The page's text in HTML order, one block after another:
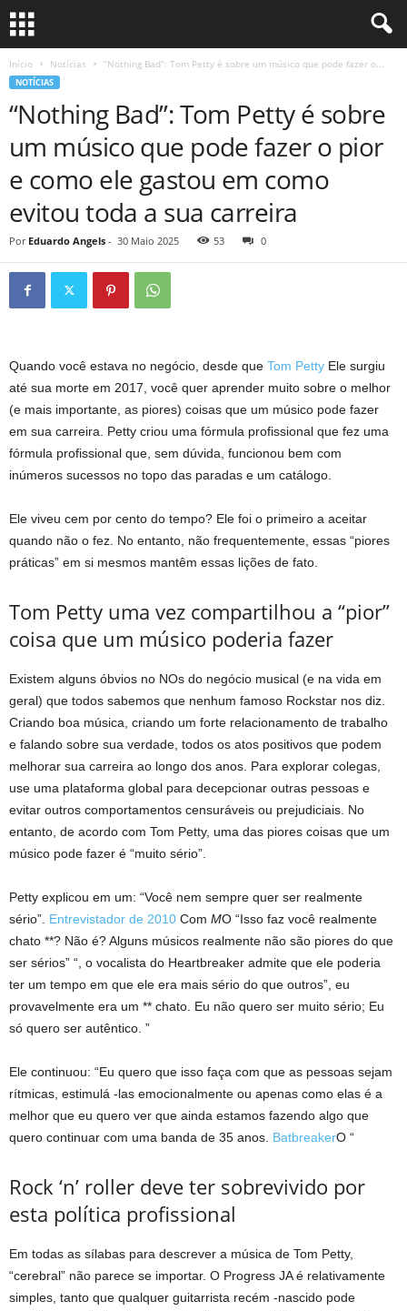
Início Notícias “Nothing Bad”: Tom Petty é sobre um músico que pode fazer o...
NOTÍCIAS
“Nothing Bad”: Tom Petty é sobre
um músico que pode fazer o pior
e como ele gastou em como
evitou toda a sua carreira
Por Eduardo Angels - 30 Maio 2025 53 0
Quando você estava no negócio, desde que Tom Petty Ele surgiu
até sua morte em 2017, você quer aprender muito sobre o melhor
(e mais importante, as piores) coisas que um músico pode fazer
em sua carreira. Petty criou uma fórmula profissional que fez uma
fórmula profissional que, sem dúvida, funcionou bem com
inúmeros sucessos no topo das paradas e um catálogo.
Ele viveu cem por cento do tempo? Ele foi o primeiro a aceitar
quando não o fez. No entanto, não frequentemente, essas “piores
práticas” em si mesmos mantêm essas lições de fato.
Tom Petty uma vez compartilhou a “pior”
coisa que um músico poderia fazer
Existem alguns óbvios no NOs do negócio musical (e na vida em
geral) que todos sabemos que nenhum famoso Rockstar nos diz.
Criando boa música, criando um forte relacionamento de trabalho
e falando sobre sua verdade, todos os atos positivos que podem
melhorar sua carreira ao longo dos anos. Para explorar colegas,
use uma plataforma global para decepcionar outras pessoas e
evitar outros comportamentos censuráveis ​​ou prejudiciais. No
entanto, de acordo com Tom Petty, uma das piores coisas que um
músico pode fazer é “muito sério”.
Petty explicou em um: “Você nem sempre quer ser realmente
sério”. Entrevistador de 2010 Com MO “Isso faz você realmente
chato **? Não é? Alguns músicos realmente não são piores do que
ser sérios” “, o vocalista do Heartbreaker admite que ele poderia
ter um tempo em que ele era mais sério do que outros”, eu
provavelmente era um ** chato. Eu não quero ser muito sério; Eu
só quero ser autêntico. ”
Ele continuou: “Eu quero que isso faça com que as pessoas sejam
rítmicas, estimulá -las emocionalmente ou apenas como elas é a
melhor que eu quero ver que ainda estamos fazendo algo que
quero continuar com uma banda de 35 anos. BatbreakerO “
Rock ‘n’ roller deve ter sobrevivido por
esta política profissional
Em todas as sílabas para descrever a música de Tom Petty,
“cerebral” não parece se importar. O Progress JA é relativamente
simples, tanto que qualquer guitarrista recém -nascido pode